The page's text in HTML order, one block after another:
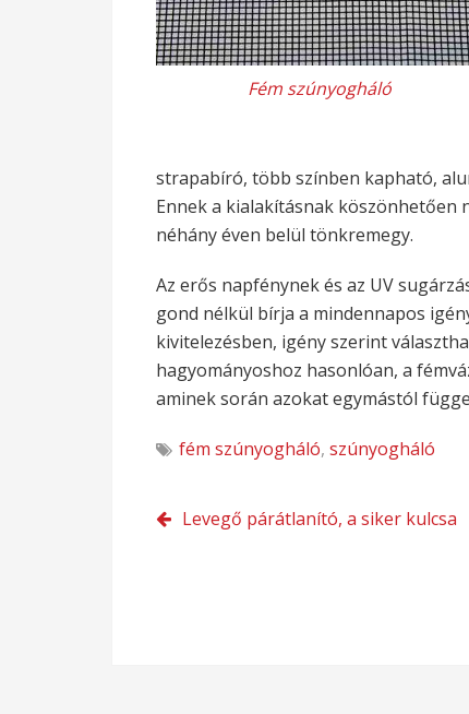
Fém szúnyogháló
strapabíró, több színben kapható,
Ennek a kialakításnak
néhány éven belül tönkremegy.
Az erős napfénynek és az UV
gond nélkül bírja a mindennapos
kivitelezésben, igény szerint
hagyományoshoz hasonlóan, a
aminek során azokat egymástól
fém szúnyogháló, szúnyogháló
Bejegyzés
Levegő párátlanító, a siker kulcsa